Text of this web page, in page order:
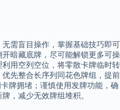
需盲目操作，掌握基础技巧即可
暗藏底牌，尽可能解锁更多可操
用空列空位，将零散卡牌临时转
先整合长序列同花色牌组，提前
牌拥堵；谨慎使用发牌功能，确
，减少无效牌组堆积。